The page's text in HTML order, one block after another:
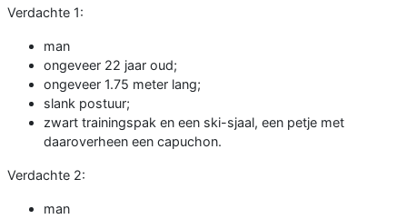
Verdachte 1:
man
ongeveer 22 jaar oud;
ongeveer 1.75 meter lang;
slank postuur;
zwart trainingspak en een ski-sjaal, een petje met
daaroverheen een capuchon.
Verdachte 2:
man